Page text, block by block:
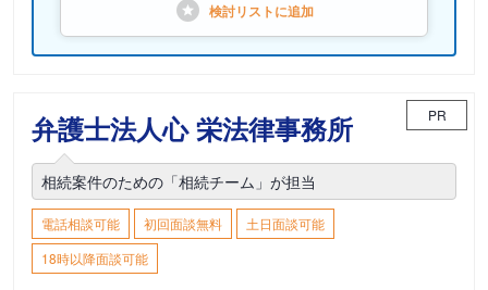
検討リストに追加
弁護士法人心 栄法律事務所 PR
相続案件のための「相続チーム」が担当
電話相談可能 初回面談無料
土日面談可能
18時以降面談可能